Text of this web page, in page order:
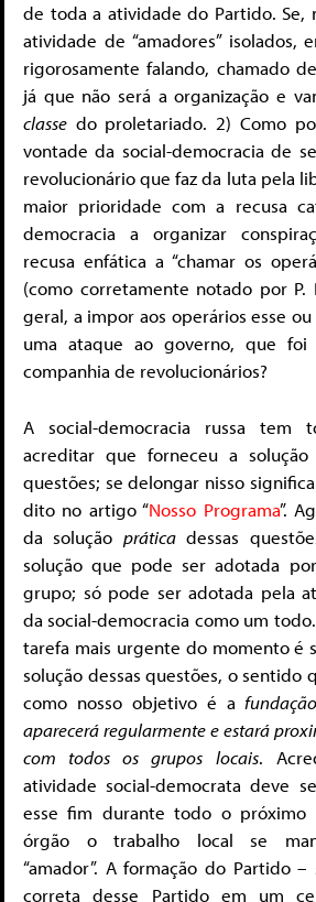
de toda a atividade do Partido. Se,
atividade de “amadores” isolados,
rigorosamente falando, chamado
já que não será a organização e
classe do proletariado. 2) Como
vontade da social-democracia de
revolucionário que faz da luta pela
maior prioridade com a recusa
democracia a organizar
recusa enfática a “chamar os
(como corretamente notado por P.
geral, a impor aos operários esse ou
uma ataque ao governo, que foi
companhia de revolucionários?
A social-democracia russa
acreditar que forneceu a solução
questões; se delongar nisso
dito no artigo “Nosso Programa”.
da solução práticadessas
solução que pode ser adotada
grupo; só pode ser adotada pela
da social-democracia como um
tarefa mais urgente do momento é
solução dessas questões, o sentido
como nosso objetivo é a
aparecerá regularmente e estará
com todos os grupos locais.
atividade social-democrata deve
esse fim durante todo o próximo
órgão o trabalho local se
“amador”. A formação do Partido
correta desse Partido em um